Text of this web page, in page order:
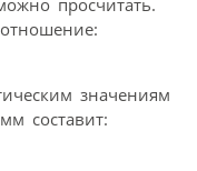
значениям
составит: